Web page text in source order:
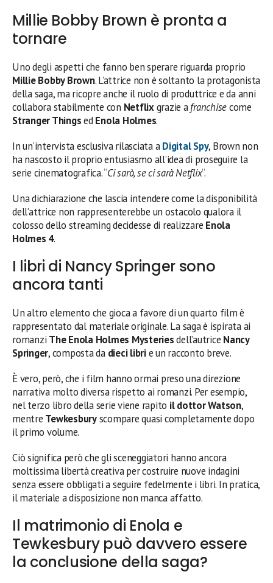
Millie Bobby Brown è pronta a
tornare
Uno degli aspetti che fanno ben sperare riguarda proprio
Millie Bobby Brown. L’attrice non è soltanto la protagonista
della saga, ma ricopre anche il ruolo di produttrice e da anni
collabora stabilmente con Netflixgrazie afranchisecome
Stranger ThingsedEnola Holmes.
In un’intervista esclusiva rilasciata aDigital Spy, Brown non
ha nascosto il proprio entusiasmo all’idea di proseguire la
serie cinematografica. “Ci sarò, se ci sarà Netflix“.
Una dichiarazione che lascia intendere come la disponibilità
dell’attrice non rappresenterebbe un ostacolo qualora il
colosso dello streaming decidesse di realizzare Enola
Holmes 4.
I libri di Nancy Springer sono
ancora tanti
Un altro elemento che gioca a favore di un quarto film è
rappresentato dal materiale originale. La saga è ispirata ai
romanzi The Enola Holmes Mysteriesdell’autrice Nancy
Springer, composta da dieci librie un racconto breve.
È vero, però, che i film hanno ormai preso una direzione
narrativa molto diversa rispetto ai romanzi. Per esempio,
nel terzo libro della serie viene rapito il dottor Watson,
mentre Tewkesburyscompare quasi completamente dopo
il primo volume.
Ciò significa però che gli sceneggiatori hanno ancora
moltissima libertà creativa per costruire nuove indagini
senza essere obbligati a seguire fedelmente i libri. In pratica,
il materiale a disposizione non manca affatto.
Il matrimonio di Enola e
Tewkesbury può davvero essere
la conclusione della saga?